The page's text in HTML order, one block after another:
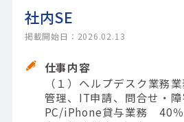
社内SE
掲載開始日：2026.02.13
仕事内容
（１）ヘルプデスク業務
管理、IT申請、問合せ・障
PC/iPhone貸与業務 40％